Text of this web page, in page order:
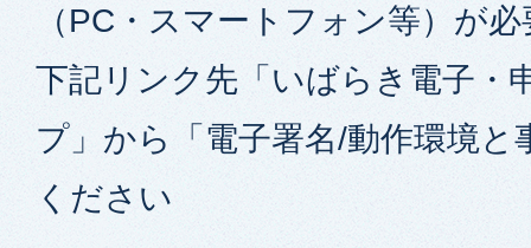
（PC・スマートフォン等）が
下記リンク先「いばらき電子・
プ」から「電子署名/動作環境と
ください